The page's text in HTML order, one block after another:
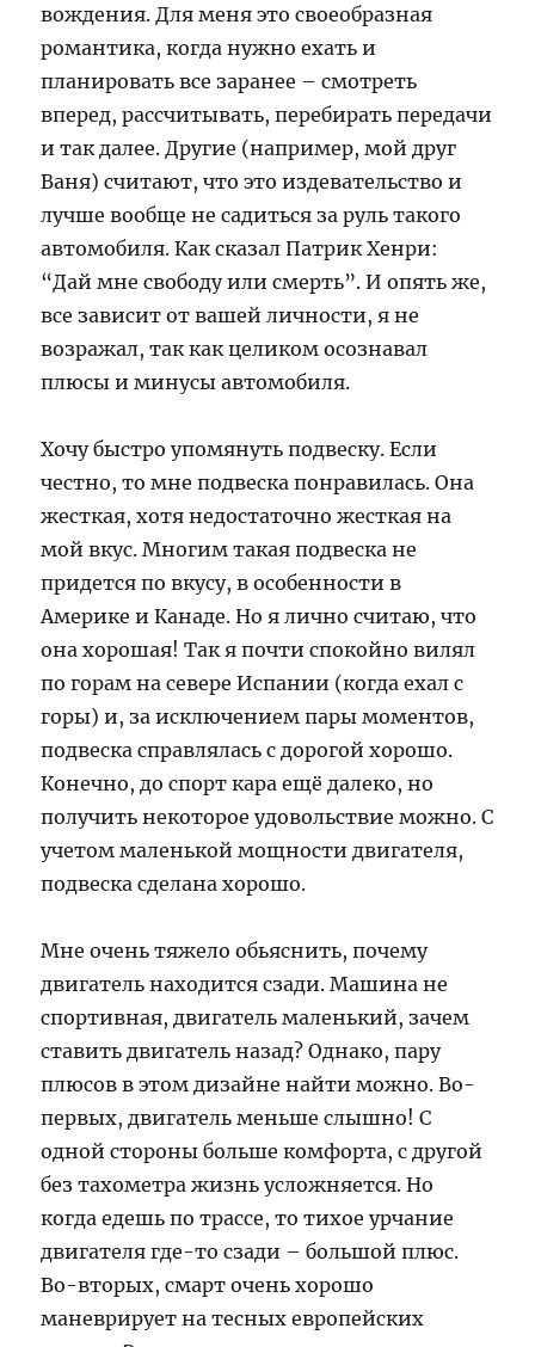
вождения. Для меня это своеобразная
романтика, когда нужно ехать и
планировать все заранее – смотреть
вперед, рассчитывать, перебирать передачи
и так далее. Другие (например, мой друг
Ваня) считают, что это издевательство и
лучше вообще не садиться за руль такого
автомобиля. Как сказал Патрик Хенри:
“Дай мне свободу или смерть”. И опять же,
все зависит от вашей личности, я не
возражал, так как целиком осознавал
плюсы и минусы автомобиля.
Хочу быстро упомянуть подвеску. Если
честно, то мне подвеска понравилась. Она
жесткая, хотя недостаточно жесткая на
мой вкус. Многим такая подвеска не
придется по вкусу, в особенности в
Америке и Канаде. Но я лично считаю, что
она хорошая! Так я почти спокойно вилял
по горам на севере Испании (когда ехал с
горы) и, за исключением пары моментов,
подвеска справлялась с дорогой хорошо.
Конечно, до спорт кара ещё далеко, но
получить некоторое удовольствие можно. С
учетом маленькой мощности двигателя,
подвеска сделана хорошо.
Мне очень тяжело обьяснить, почему
двигатель находится сзади. Машина не
спортивная, двигатель маленький, зачем
ставить двигатель назад? Однако, пару
плюсов в этом дизайне найти можно. Во-
первых, двигатель меньше слышно! С
одной стороны больше комфорта, с другой
без тахометра жизнь усложняется. Но
когда едешь по трассе, то тихое урчание
двигателя где-то сзади – большой плюс.
Во-вторых, смарт очень хорошо
маневрирует на тесных европейских